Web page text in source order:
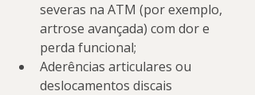
severas na ATM (por exemplo,
artrose avançada) com dor e
perda funcional;
Aderências articulares ou
deslocamentos discais